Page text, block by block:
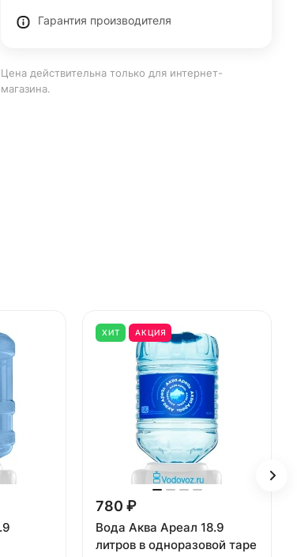
Гарантия производителя
Цена действительна только для интернет-
магазина.
ХИТ АКЦИЯ
780 ₽
Вода Аква Ареал 18.9
литров в одноразовой таре